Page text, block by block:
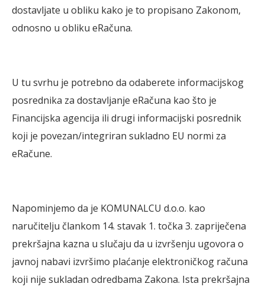
dostavljate u obliku kako je to propisano Zakonom,
odnosno u obliku eRačuna.
U tu svrhu je potrebno da odaberete informacijskog
posrednika za dostavljanje eRačuna kao što je
Financijska agencija ili drugi informacijski posrednik
koji je povezan/integriran sukladno EU normi za
eRačune.
Napominjemo da je KOMUNALCU d.o.o. kao
naručitelju člankom 14. stavak 1. točka 3. zapriječena
prekršajna kazna u slučaju da u izvršenju ugovora o
javnoj nabavi izvršimo plaćanje elektroničkog računa
koji nije sukladan odredbama Zakona. Ista prekršajna